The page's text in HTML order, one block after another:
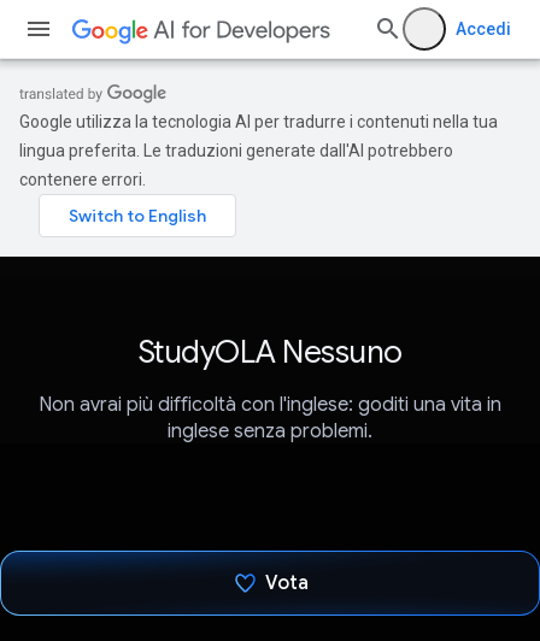
Accedi
Google utilizza la tecnologia AI per tradurre i contenuti nella tua
lingua preferita. Le traduzioni generate dall'AI potrebbero
contenere errori.
StudyOLA Nessuno
Non avrai più difficoltà con l'inglese: goditi una vita in
inglese senza problemi.
Vota